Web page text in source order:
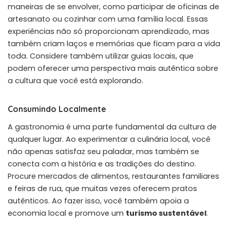
maneiras de se envolver, como participar de oficinas de
artesanato ou cozinhar com uma família local. Essas
experiências não só proporcionam aprendizado, mas
também criam laços e memórias que ficam para a vida
toda. Considere também utilizar guias locais, que
podem oferecer uma perspectiva mais autêntica sobre
a cultura que você está explorando.
Consumindo Localmente
A gastronomia é uma parte fundamental da cultura de
qualquer lugar. Ao experimentar a culinária local, você
não apenas satisfaz seu paladar, mas também se
conecta com a história e as tradições do destino.
Procure mercados de alimentos, restaurantes familiares
e feiras de rua, que muitas vezes oferecem pratos
autênticos. Ao fazer isso, você também apoia a
economia local e promove um turismo sustentável.